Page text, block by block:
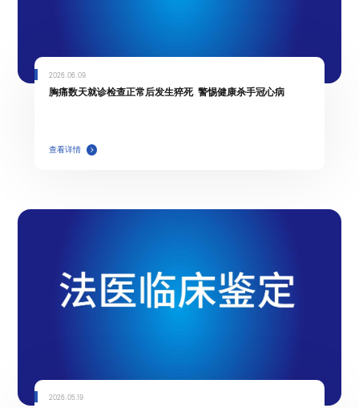
2026.06.09
胸痛数天就诊检查正常后发生猝死 警惕健康杀手冠心病
查看详情
2026.05.19